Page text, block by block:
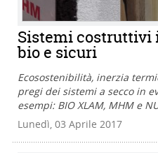
Sistemi costruttivi
bio e sicuri
Ecosostenibilità, inerzia
pregi dei sistemi a secco in
esempi: BIO XLAM, MHM e
Lunedì, 03 Aprile 2017